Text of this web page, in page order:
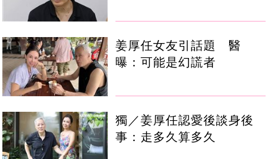
姜厚任女友引話題 醫
曝：可能是幻謊者
獨／姜厚任認愛後談身後
事：走多久算多久